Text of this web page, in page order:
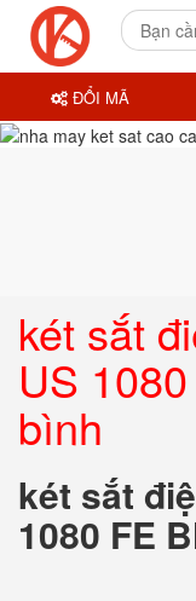
két sắt
US
bình
két sắt
1080 FE
ĐỔI MÃ